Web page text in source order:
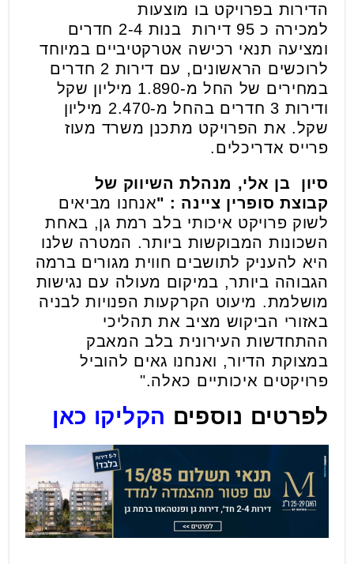
הדירות בפרויקט בו מוצעות
למכירה כ95 דירות
בנות 2-4 חדרים
ומציעה תנאי רכישה אטרקטיביים במיוחד
לרוכשים הראשונים, עם דירות 2 חדרים
במחירים של החל מ-1.890 מיליון שקל
ודירות 3 חדרים בהחל מ-2.470 מיליון
שקל. את הפרויקט מתכנן משרד מעוז
פרייס אדריכלים.
סיון בן אלי, מנהלת השיווק של
קבוצת סופרין ציינה : "אנחנו מביאים
לשוק פרויקט איכותי בלב רמת גן, באחת
השכונות המבוקשות ביותר. המטרה שלנו
היא להעניק לתושבים חווית מגורים ברמה
הגבוהה ביותר, במיקום מעולה עם נגישות
מושלמת. מיעוט הקרקעות הפנויות לבניה
באזורי הביקוש מציב את תהליכי
ההתחדשות העירונית בלב המאבק
במצוקת הדיור, ואנחנו גאים להוביל
פרויקטים איכותיים כאלה."
לפרטים נוספים הקליקו כאן